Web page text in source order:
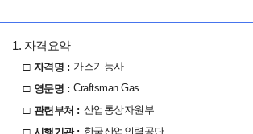
1. 자격요약
□ 자격명 : 가스기능사
□ 영문명 : Craftsman Gas
□ 관련부처 : 산업통상자원부
한국산업인력공단